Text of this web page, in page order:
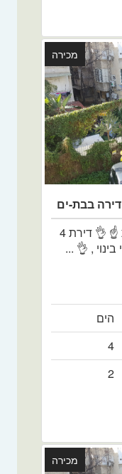
מכירה
דירה בבת-ים
👈 למכירה בבת ים בבלעדיות ☝️ 👌 דירת 4
הים
4
2
מכירה